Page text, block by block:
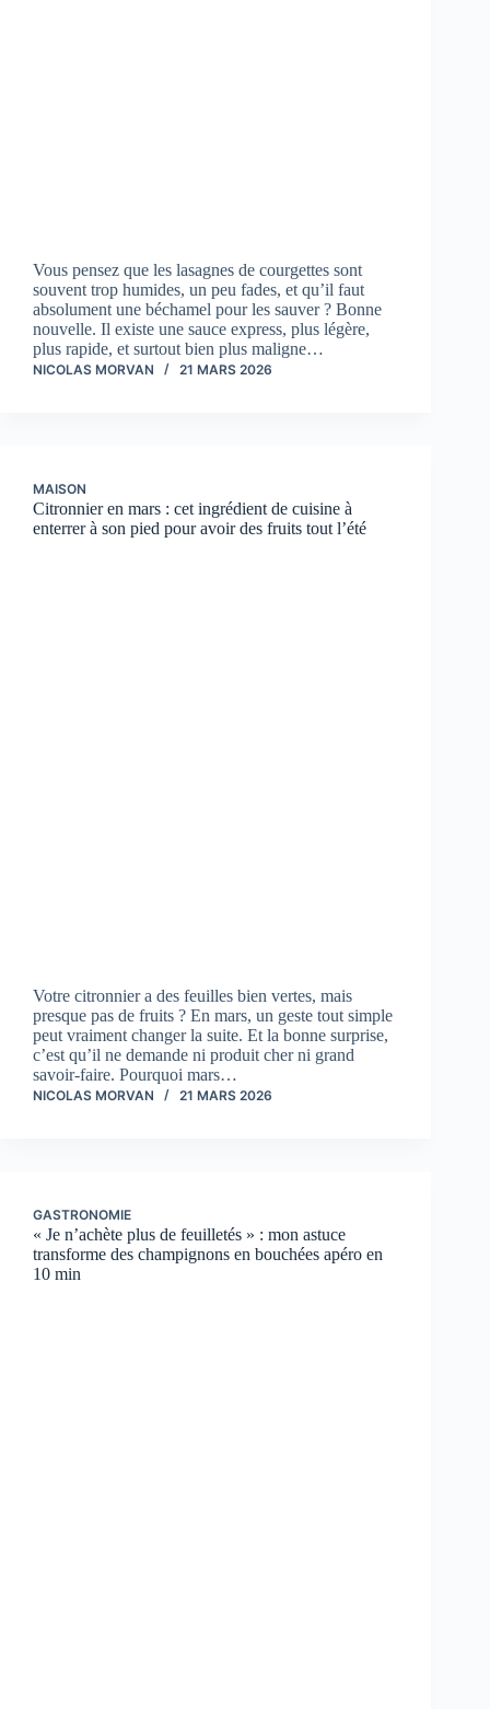
Vous pensez que les lasagnes de courgettes sont
souvent trop humides, un peu fades, et qu’il faut
absolument une béchamel pour les sauver ? Bonne
nouvelle. Il existe une sauce express, plus légère,
plus rapide, et surtout bien plus maligne…
NICOLAS MORVAN 21 MARS 2026
MAISON
Citronnier en mars : cet ingrédient de cuisine à
enterrer à son pied pour avoir des fruits tout l’été
Votre citronnier a des feuilles bien vertes, mais
presque pas de fruits ? En mars, un geste tout simple
peut vraiment changer la suite. Et la bonne surprise,
c’est qu’il ne demande ni produit cher ni grand
savoir-faire. Pourquoi mars…
NICOLAS MORVAN 21 MARS 2026
GASTRONOMIE
« Je n’achète plus de feuilletés » : mon astuce
transforme des champignons en bouchées apéro en
10 min